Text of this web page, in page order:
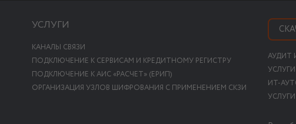
УСЛУГИ
КАНАЛЫ СВЯЗИ
ПОДКЛЮЧЕНИЕ К СЕРВИСАМ И КРЕДИТНОМУ РЕГИСТРУ
ПОДКЛЮЧЕНИЕ К АИС «РАСЧЕТ» (ЕРИП)
ОРГАНИЗАЦИЯ УЗЛОВ ШИФРОВАНИЯ С ПРИМЕНЕНИЕМ СКЗИ
АУДИТ
ИТ-